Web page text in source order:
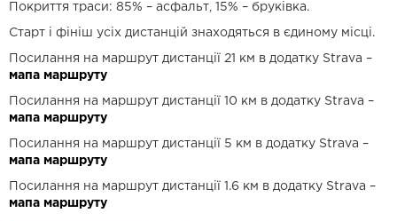
Покриття траси: 85% – асфальт, 15% – бруківка.
Старт і фініш усіх дистанцій знаходяться в єдиному місці.
Посилання на маршрут дистанції 21 км в додатку Strava –
мапа маршруту
Посилання на маршрут дистанції 10 км в додатку Strava –
мапа маршруту
Посилання на маршрут дистанції 5 км в додатку Strava –
мапа маршруту
Посилання на маршрут дистанції 1.6 км в додатку Strava –
мапа маршруту